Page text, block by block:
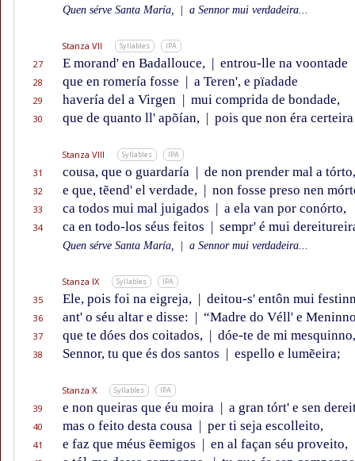
Quen sérve Santa María, a Sennor mui verdadeira...
Stanza VII Syllables IPA
27 E morand' en Badallouce, | entrou-lle na voontade
28 que en romería fosse | a Teren', e pïadade
29 havería del a Virgen | mui comprida de bondade,
30 que de quanto ll' apõían, | pois que non éra certeira
Stanza VIII Syllables IPA
31 cousa, que o guardaría | de non prender mal a tórto,
32 e que, tẽend' el verdade, | non fosse preso nen
33 ca todos mui mal juigados | a ela van por conórto,
34 ca en todo-los séus feitos | sempr' é mui
Quen sérve Santa María, a Sennor mui verdadeira...
Stanza IX Syllables IPA
35 Ele, pois foi na eigreja, | deitou-s' entôn mui
36 ant' o séu altar e disse: | “Madre do Véll' e
37 que te dóes dos coitados, | dóe-te de mi mesquinno,
38 Sennor, tu que és dos santos | espello e lumẽeira;
Stanza X Syllables IPA
39 e non queiras que éu moira | a gran tórt' e sen
40 mas o feito desta cousa | per ti seja escolleito,
41 e faz que méus ẽemigos | en al façan séu proveito,